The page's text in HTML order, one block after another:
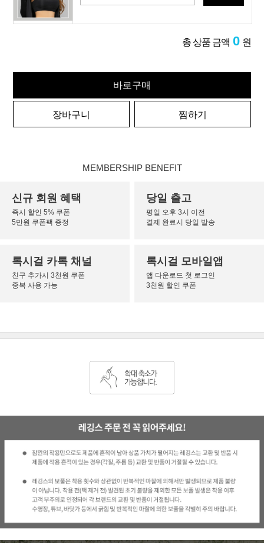
총 상품 금액 0 원
바로구매
장바구니 찜하기
MEMBERSHIP BENEFIT
신규 회원 혜택
즉시 할인 5% 쿠폰
5만원 쿠폰팩 증정
당일 출고
평일 오후 3시 이전
결제 완료시 당일 발송
록시걸 카톡 채널
친구 추가시 3천원 쿠폰
중복 사용 가능
록시걸 모바일앱
앱 다운로드 첫 로그인
3천원 할인 쿠폰